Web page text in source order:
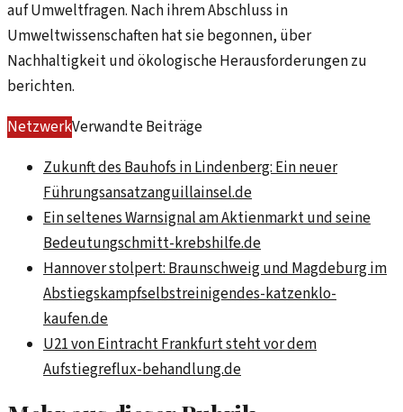
auf Umweltfragen. Nach ihrem Abschluss in
Umweltwissenschaften hat sie begonnen, über
Nachhaltigkeit und ökologische Herausforderungen zu
berichten.
NetzwerkVerwandte Beiträge
Zukunft des Bauhofs in Lindenberg: Ein neuer
Führungsansatzanguillainsel.de
Ein seltenes Warnsignal am Aktienmarkt und seine
Bedeutungschmitt-krebshilfe.de
Hannover stolpert: Braunschweig und Magdeburg im
Abstiegskampfselbstreinigendes-katzenklo-
kaufen.de
U21 von Eintracht Frankfurt steht vor dem
Aufstiegreflux-behandlung.de